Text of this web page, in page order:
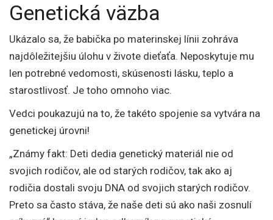
Genetická väzba
Ukázalo sa, že babička po materinskej línii zohráva
najdôležitejšiu úlohu v živote dieťaťa. Neposkytuje mu
len potrebné vedomosti, skúsenosti lásku, teplo a
starostlivosť. Je toho omnoho viac.
Vedci poukazujú na to, že takéto spojenie sa vytvára na
genetickej úrovni!
„Známy fakt: Deti dedia genetický materiál nie od
svojich rodičov, ale od starých rodičov, tak ako aj
rodičia dostali svoju DNA od svojich starých rodičov.
Preto sa často stáva, že naše deti sú ako naši zosnulí